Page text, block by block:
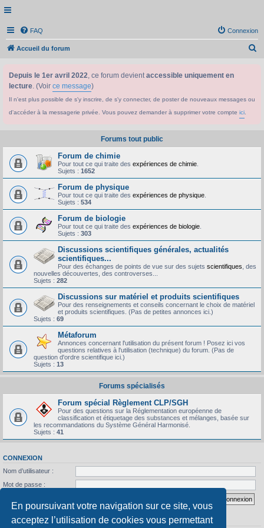
En poursuivant votre navigation sur ce site, vous
acceptez l’utilisation de cookies vous permettant
FAQ Connexion
Accueil du forum
h
Depuis le 1er avril 2022, ce forum devientaccessible uniquement en
lecture. (Voir ce message)
Il n'est plus possible de s'y inscrire, de s'y connecter, de poster de nouveaux messages ou
d'accéder à la messagerie privée. Vous pouvez demander à supprimer votre compte ici
Forums tout public
Forum de chimie
Pour tout ce qui traite des expériences de chimie
Sujets : 1652
Forum de physique
Pour tout ce qui traite des expériences de physique
Sujets : 534
Forum de biologie
Pour tout ce qui traite des expériences de biologie
Sujets : 303
Discussions scientifiques générales, actualités
scientifiques...
Pour des échanges de points de vue sur des sujets scientifiques , des
nouvelles découvertes, des controverses...
Sujets : 282
Discussions sur matériel et produits scientifiques
Pour des renseignements et conseils concernant le choix de matériel
et produits scientifiques. (Pas de petites annonces ici.)
Sujets : 69
Métaforum
Annonces concernant l'utilisation du présent forum ! Posez ici vos
questions relatives à l'utilisation (technique) du forum. (Pas de
question d'ordre scientifique ici.)
Sujets : 13
Forums spécialisés
Forum spécial Règlement CLP/SGH
Pour des questions sur la Réglementation européenne de
classification et étiquetage des substances et mélanges, basée sur
les recommandations du Système Général Harmonisé.
Sujets : 41
CONNEXION
Nom d’utilisateur :
Mot de passe :
STATISTIQUES